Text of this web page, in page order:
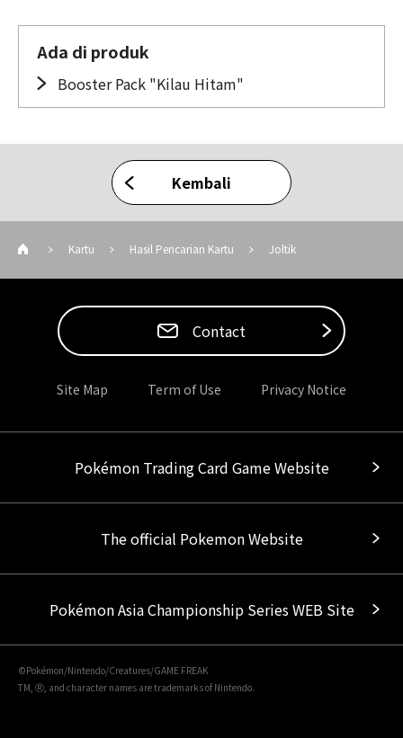
Ada di produk
Booster Pack "Kilau Hitam"
Kembali
Kartu Hasil Pencarian Kartu Joltik
Contact
Site Map Term of Use Privacy Notice
Pokémon Trading Card Game Website
The official Pokemon Website
Pokémon Asia Championship Series WEB Site
©Pokémon/Nintendo/Creatures/GAME FREAK
TM, Ⓡ, and character names are trademarks of Nintendo.